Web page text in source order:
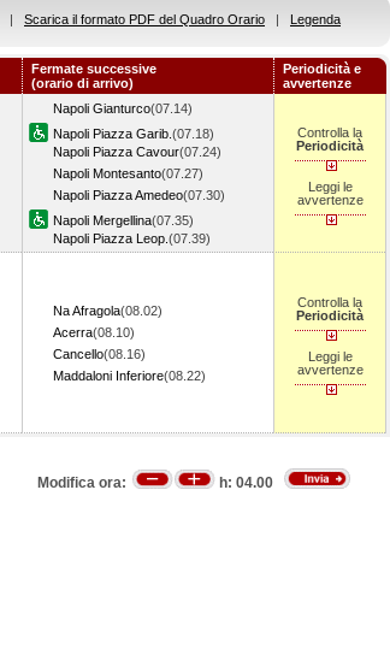
| Scarica il formato PDF del Quadro Orario | Legenda
Fermate successive
(orario di arrivo)
Periodicità e
avvertenze
Napoli Gianturco(07.14)
Napoli Piazza Garib. (07.18)
Napoli Piazza Cavour(07.24)
Napoli Montesanto(07.27)
Napoli Piazza Amedeo(07.30)
Napoli Mergellina(07.35)
Napoli Piazza Leop. (07.39)
Controlla la
Periodicità
Leggi le
avvertenze
Na Afragola(08.02)
Acerra(08.10)
Cancello(08.16)
Maddaloni Inferiore(08.22)
Controlla la
Periodicità
Leggi le
avvertenze
Modifica ora: h: 04.00